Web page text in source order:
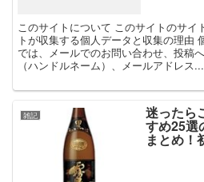
このサイトについて このサイトのサイ
トが収集する個人データと収集の理由
では、メールでのお問い合わせ、投稿
（ハンドルネーム）、メールアドレス...
雑記 迷ったら
すめ25選
まとめ！